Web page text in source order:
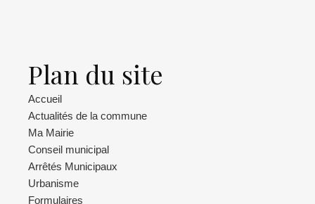
Plan du site
Accueil
Actualités de la commune
Ma Mairie
Conseil municipal
Arrêtés Municipaux
Urbanisme
Formulaires